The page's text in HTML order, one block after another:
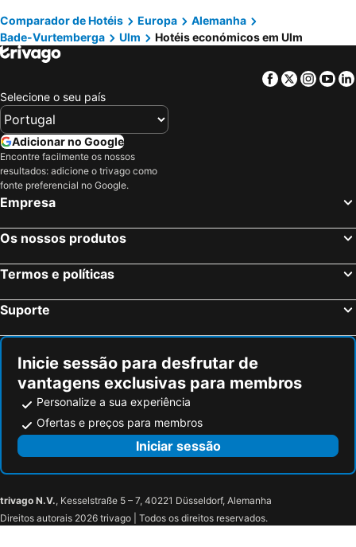
Mitte24
Hotel Garni Krone
PLAZA INN Ulm
Hotel Blaubeurer Tor
Downtown Apartments Ulm - im Herzen von Ulm & komfortable Boxspringbetten
RiKu HOTEL Ulm
Hotel Garni Schmid
Kalte Herberge
Hotel-Restaurant Zur Linde
Hotel-Gasthof zur Linde
Apollonias Gästehaus
Coffee Fellows Hotel Leipheim Süd
LH Hotel
Comparador de Hotéis Europa
Alemanha
Bade-Vurtemberga
Ulm Hotéis económicos em Ulm
Facebook
Twitter
Selecione o seu país
Adicionar no Google
Encontre facilmente os nossos
resultados: adicione o trivago como
fonte preferencial no Google.
Empresa
Os nossos produtos
Termos e políticas
Suporte
Inicie sessão para desfrutar de
vantagens exclusivas para membros
Personalize a sua experiência
Ofertas e preços para membros
Iniciar sessão
trivago N.V., Kesselstraße 5 – 7, 40221 Düsseldorf, Alemanha
Direitos autorais 2026 trivago | Todos os direitos reservados.